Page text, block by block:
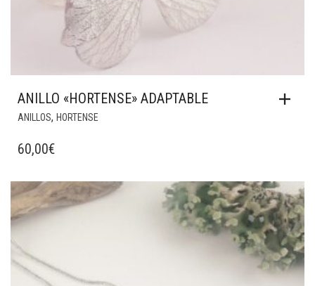
ANILLO «HORTENSE» ADAPTABLE
ANILLOS, HORTENSE
60,00€